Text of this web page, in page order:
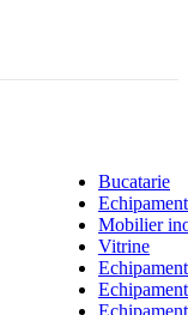
Bucatarie
Mobilier
Vitrine